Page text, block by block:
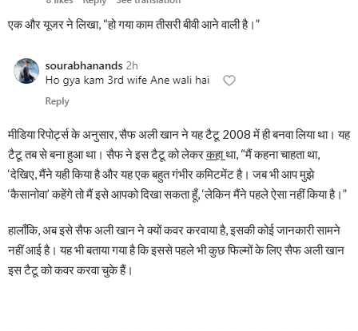
एक और यूजर ने लिखा, “हो गया काम तीसरी बीवी आने वाली है।”
मीडिया रिपोर्ट्स के अनुसार, सैफ अली खान ने यह टैटू 2008 में ही बनवा लिया था। यह
टैटू तब से बना हुआ था। सैफ ने इस टैटू को लेकरकहाथा, “मैं कहना चाहता था,
‘देखिए, मैंने यही किया है और यह एक बहुत गंभीर कमिटमेंट है। जब भी आप मुझे
‘कैसानोवा’ कहेंगे तो मैं इसे आपको दिखा सकता हूँ, ‘लेकिन मैंने पहले ऐसा नहीं किया है।”
हालाँकि, अब इसे सैफ अली खान ने क्यों कवर करवाया है, इसकी कोई जानकारी सामने
नहीं आई है। यह भी बताया गया है कि इससे पहले भी कुछ फिल्मों के लिए सैफ अली खान
इस टैटू को कवर करवा चुके हैं।